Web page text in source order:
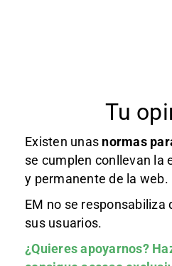
Tu
Existen unas normas
se cumplen conllevan la
y permanente de la web.
EM no se responsabiliza
sus usuarios.
¿Quieres apoyarnos?